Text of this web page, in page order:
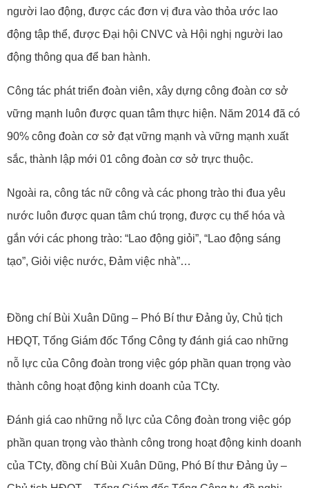
người lao động, được các đơn vị đưa vào thỏa ước lao
động tập thể, được Đại hội CNVC và Hội nghị người lao
động thông qua để ban hành.
Công tác phát triển đoàn viên, xây dựng công đoàn cơ sở
vững mạnh luôn được quan tâm thực hiện. Năm 2014 đã có
90% công đoàn cơ sở đạt vững mạnh và vững mạnh xuất
sắc, thành lập mới 01 công đoàn cơ sở trực thuộc.
Ngoài ra, công tác nữ công và các phong trào thi đua yêu
nước luôn được quan tâm chú trọng, được cụ thể hóa và
gắn với các phong trào: “Lao động giỏi”, “Lao động sáng
tạo”, Giỏi việc nước, Đảm việc nhà”…
Đồng chí Bùi Xuân Dũng – Phó Bí thư Đảng ủy, Chủ tịch
HĐQT, Tổng Giám đốc Tổng Công ty đánh giá cao những
nỗ lực của Công đoàn trong việc góp phần quan trọng vào
thành công hoạt động kinh doanh của TCty.
Đánh giá cao những nỗ lực của Công đoàn trong việc góp
phần quan trọng vào thành công trong hoạt động kinh doanh
của TCty, đồng chí Bùi Xuân Dũng, Phó Bí thư Đảng ủy –